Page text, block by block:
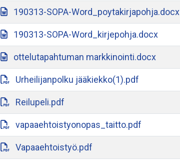
190313-SOPA-Word_poytakirjapohja.docx
190313-SOPA-Word_kirjepohja.docx
ottelutapahtuman markkinointi.docx
Urheilijanpolku jääkiekko(1).pdf
Reilupeli.pdf
vapaaehtoistyonopas_taitto.pdf
Vapaaehtoistyö.pdf